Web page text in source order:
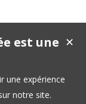
✕
est une
une expérience
notre site.